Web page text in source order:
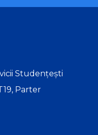
Studențești
Parter